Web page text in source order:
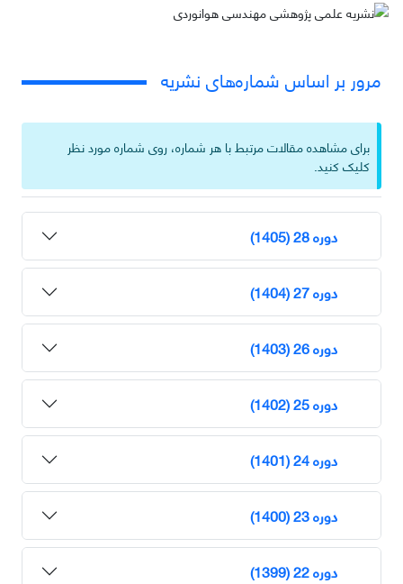
مرور بر اساس شماره‌های نشریه
برای مشاهده مقالات مرتبط با هر شماره، روی شماره مورد نظر
کلیک کنید.
دوره 28 (1405)
دوره 27 (1404)
دوره 26 (1403)
دوره 25 (1402)
دوره 24 (1401)
دوره 23 (1400)
دوره 22 (1399)